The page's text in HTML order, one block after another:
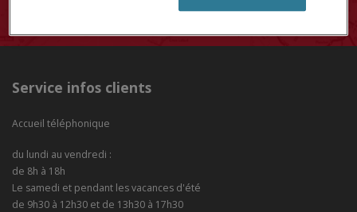
Service infos clients
Accueil téléphonique
du lundi au vendredi :
de 8h à 18h
Le samedi et pendant les vacances d'été
de 9h30 à 12h30 et de 13h30 à 17h30